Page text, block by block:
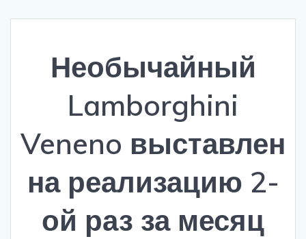
Необычайный
Lamborghini
Veneno выставлен
на реализацию 2-
ой раз за месяц